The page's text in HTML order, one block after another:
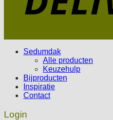
Sedumdak
Alle producten
Keuzehulp
Bijproducten
Inspiratie
Contact
Login